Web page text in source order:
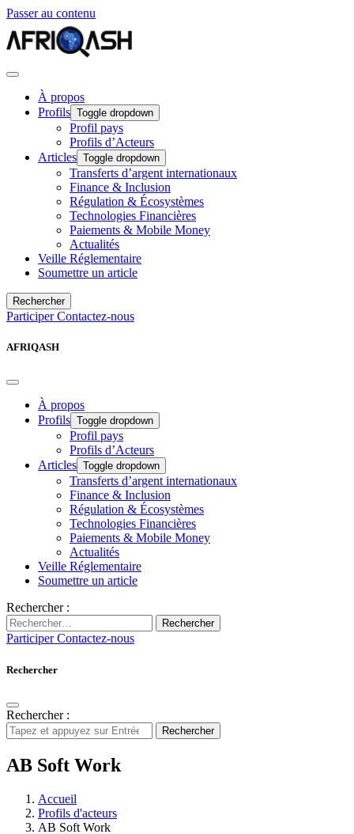
Passer au contenu
À propos
Profils Toggle dropdown
Profil pays
Profils d’Acteurs
Articles Toggle dropdown
Transferts d’argent internationaux
Finance & Inclusion
Régulation & Écosystèmes
Technologies Financières
Paiements & Mobile Money
Actualités
Veille Réglementaire
Soumettre un article
Rechercher
ParticiperContactez-nous
AFRIQASH
À propos
Profils Toggle dropdown
Profil pays
Profils d’Acteurs
Articles Toggle dropdown
Transferts d’argent internationaux
Finance & Inclusion
Régulation & Écosystèmes
Technologies Financières
Paiements & Mobile Money
Actualités
Veille Réglementaire
Soumettre un article
Rechercher :
Rechercher
ParticiperContactez-nous
Rechercher
Rechercher :
Rechercher
AB Soft Work
Accueil
Profils d'acteurs
AB Soft Work